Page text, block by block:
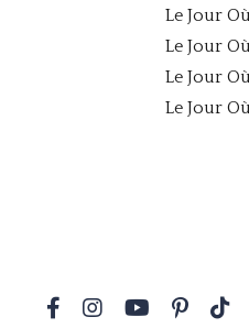
Le Jour
Le Jour
Le Jour
Le Jour